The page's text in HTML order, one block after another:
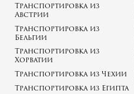
Транспортировка из
Австрии
Транспортировка из
Бельгии
Транспортировка из
Хорватии
Транспортировка из Чехии
Транспортировка из Египта